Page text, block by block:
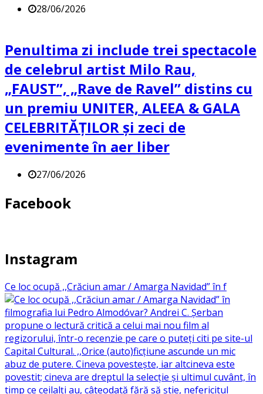
28/06/2026
Penultima zi include trei spectacole
de celebrul artist Milo Rau,
„FAUST”, „Rave de Ravel” distins cu
un premiu UNITER, ALEEA & GALA
CELEBRITĂȚILOR și zeci de
evenimente în aer liber
27/06/2026
Facebook
Instagram
Ce loc ocupă ,,Crăciun amar / Amarga Navidad” în f